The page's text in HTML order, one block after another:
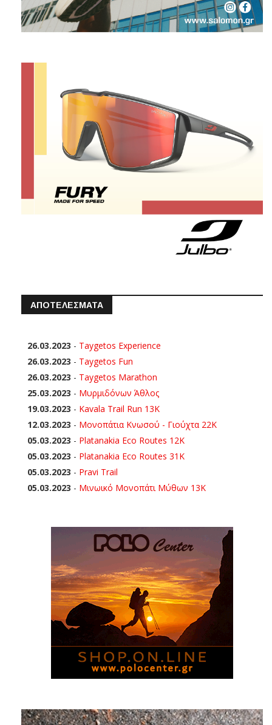
ΑΠΟΤΕΛΕΣΜΑΤΑ
26.03.2023 - Taygetos Experience
26.03.2023 - Taygetos Fun
26.03.2023 - Taygetos Marathon
25.03.2023 - Μυρμιδόνων Άθλος
19.03.2023 - Kavala Trail Run 13K
12.03.2023 - Μονοπάτια Κνωσού - Γιούχτα 22Κ
05.03.2023 - Platanakia Eco Routes 12K
05.03.2023 - Platanakia Eco Routes 31K
05.03.2023 - Pravi Trail
05.03.2023 - Μινωικό Μονοπάτι Μύθων 13Κ